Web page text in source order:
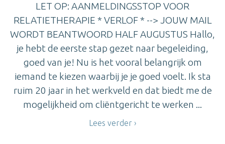
LET OP: AANMELDINGSSTOP VOOR
RELATIETHERAPIE * VERLOF * --> JOUW MAIL
WORDT BEANTWOORD HALF AUGUSTUS Hallo,
je hebt de eerste stap gezet naar begeleiding,
goed van je! Nu is het vooral belangrijk om
iemand te kiezen waarbij je je goed voelt. Ik sta
ruim 20 jaar in het werkveld en dat biedt me de
mogelijkheid om cliëntgericht te werken ...
Lees verder